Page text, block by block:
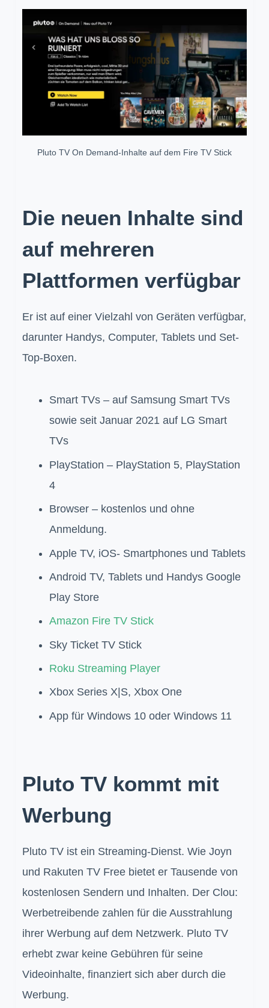
Pluto TV On Demand-Inhalte auf dem Fire TV Stick
Die neuen Inhalte sind
auf mehreren
Plattformen verfügbar
Er ist auf einer Vielzahl von Geräten verfügbar,
darunter Handys, Computer, Tablets und Set-
Top-Boxen.
Smart TVs – auf Samsung Smart TVs
sowie seit Januar 2021 auf LG Smart
TVs
PlayStation – PlayStation 5, PlayStation
4
Browser – kostenlos und ohne
Anmeldung.
Apple TV, iOS- Smartphones und Tablets
Android TV, Tablets und Handys Google
Play Store
Amazon Fire TV Stick
Sky Ticket TV Stick
Roku Streaming Player
Xbox Series X|S, Xbox One
App für Windows 10 oder Windows 11
Pluto TV kommt mit
Werbung
Pluto TV ist ein Streaming-Dienst. Wie Joyn
und Rakuten TV Free bietet er Tausende von
kostenlosen Sendern und Inhalten. Der Clou:
Werbetreibende zahlen für die Ausstrahlung
ihrer Werbung auf dem Netzwerk. Pluto TV
erhebt zwar keine Gebühren für seine
Videoinhalte, finanziert sich aber durch die
Werbung.